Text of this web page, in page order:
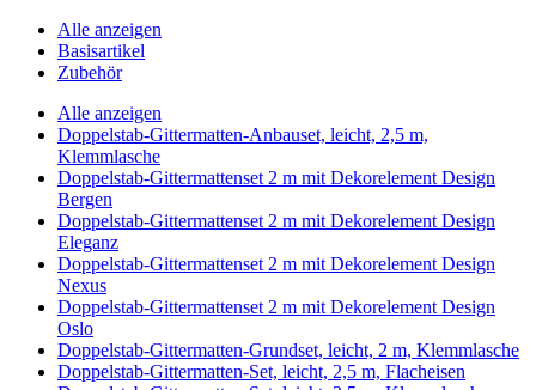
Alle anzeigen
Basisartikel
Zubehör
Alle anzeigen
Doppelstab-Gittermatten-Anbauset, leicht, 2,5 m,
Klemmlasche
Doppelstab-Gittermattenset 2 m mit Dekorelement Design
Bergen
Doppelstab-Gittermattenset 2 m mit Dekorelement Design
Eleganz
Doppelstab-Gittermattenset 2 m mit Dekorelement Design
Nexus
Doppelstab-Gittermattenset 2 m mit Dekorelement Design
Oslo
Doppelstab-Gittermatten-Grundset, leicht, 2 m, Klemmlasche
Doppelstab-Gittermatten-Set, leicht, 2,5 m, Flacheisen